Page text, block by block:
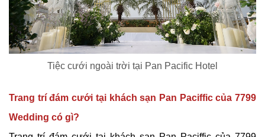
Tiệc cưới ngoài trời tại Pan Pacific Hotel
Trang trí đám cưới tại khách sạn Pan Paciffic của 7799
Wedding có gì?